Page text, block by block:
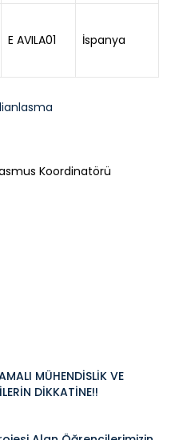
E AVILA01 İspanya
Koordinatörü
MÜHENDİSLİK VE
DİKKATİNE!!